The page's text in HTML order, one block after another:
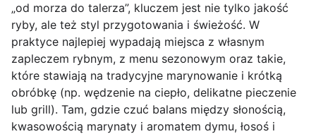
„od morza do talerza”, kluczem jest nie tylko jakość
ryby, ale też styl przygotowania i świeżość. W
praktyce najlepiej wypadają miejsca z własnym
zapleczem rybnym, z menu sezonowym oraz takie,
które stawiają na tradycyjne marynowanie i krótką
obróbkę (np. wędzenie na ciepło, delikatne pieczenie
lub grill). Tam, gdzie czuć balans między słonością,
kwasowością marynaty i aromatem dymu, łosoś i